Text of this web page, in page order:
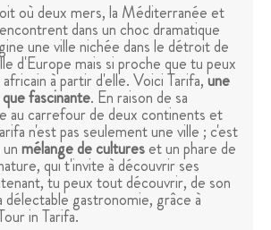
où deux mers, la Méditerranée et
dans un choc dramatique
une ville nichée dans le détroit de
d'Europe mais si proche que tu peux
à partir d'elle. Voici Tarifa,une
fascinante. En raison de sa
au carrefour de deux continents et
n'est pas seulement une ville ; c'est
mélange de cultureset un phare de
qui t'invite à découvrir ses
tu peux tout découvrir, de son
gastronomie, grâce à
in Tarifa.